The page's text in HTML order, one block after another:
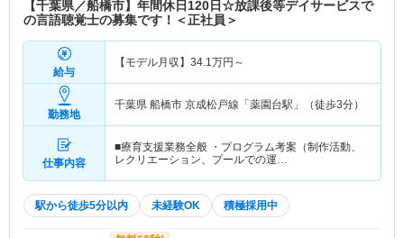
【千葉県／船橋市】年間休日120日☆放課後等デイサービスで
の言語聴覚士の募集です！＜正社員＞
給与
【モデル月収】 34.1万円～
勤務地
千葉県 船橋市 京成松戸線「薬園台駅」（徒歩3分）
仕事内容
■療育支援業務全般 ・プログラム考案（制作活動、
レクリエーション、プールでの運…
駅から徒歩5分以内 未経験OK 積極採用中